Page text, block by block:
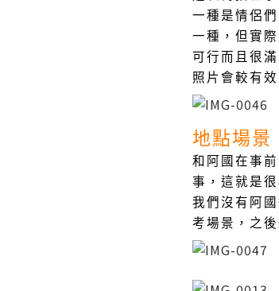
一種是情侶
一種，但實
可行而且很
照片會較有效
地點場景
和阿國在事
事，這就是
我們沒有阿
考場景，之